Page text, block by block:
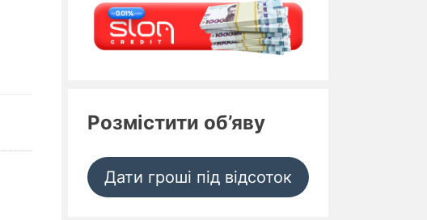
Розмістити об’яву
Дати гроші під відсоток